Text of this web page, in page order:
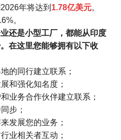
年将达到 1.78亿美元。
。
还是小型工厂，都能从印度
在这里您能够拥有以下收
同行建立联系；
强化知名度；
务合作伙伴建立联系；
步；
展您的业务；
相关者互动；